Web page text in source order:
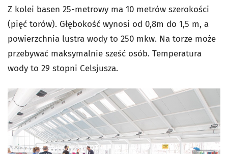
Z kolei basen 25-metrowy ma 10 metrów szerokości
(pięć torów). Głębokość wynosi od 0,8m do 1,5 m, a
powierzchnia lustra wody to 250 mkw. Na torze może
przebywać maksymalnie sześć osób. Temperatura
wody to 29 stopni Celsjusza.